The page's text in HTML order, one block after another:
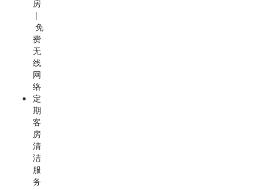
房
|
免
费
无
线
网
络
定
期
客
房
清
洁
服
务